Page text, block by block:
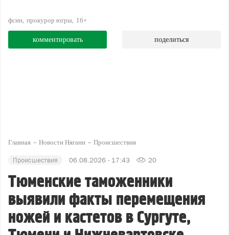
фсин прокурор югры 16+
комментировать поделиться
Главная Новости Нягани Происшествия
Происшествия 06.08.2026 - 17:43 20
Тюменские таможенники
выявили факты перемещения
ножей и кастетов в Сургуте,